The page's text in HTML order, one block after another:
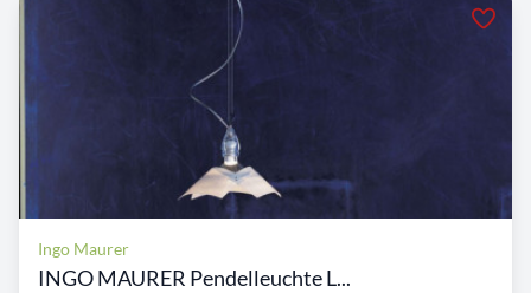
Ingo Maurer
INGO MAURER Pendelleuchte L...